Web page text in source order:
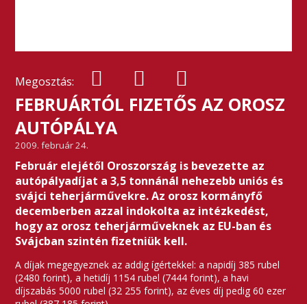
Megosztás:
FEBRUÁRTÓL FIZETŐS AZ OROSZ
AUTÓPÁLYA
2009. február 24.
Február elejétől Oroszország is bevezette az
autópályadíjat a 3,5 tonnánál nehezebb uniós és
svájci teherjárművekre. Az orosz kormányfő
decemberben azzal indokolta az intézkedést,
hogy az orosz teherjárműveknek az EU-ban és
Svájcban szintén fizetniük kell.
A díjak megegyeznek az addig ígértekkel: a napidíj 385 rubel
(2480 forint), a hetidíj 1154 rubel (7444 forint), a havi
díjszabás 5000 rubel (32 255 forint), az éves díj pedig 60 ezer